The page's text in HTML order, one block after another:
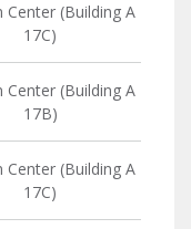
Center (Building A
17C)
Center (Building A
17B)
Center (Building A
17C)